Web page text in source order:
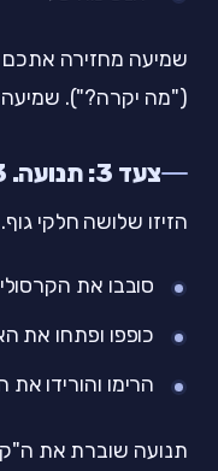
שמיעה מחזירה אתכם
("מה יקרה?"). שמיעה
צעד 3: תנועה. 3 חלקי גוף
הזיזו שלושה חלקי
סובבו את
כופפו ופתחו את
הרימו והורידו את
תנועה שוברת את